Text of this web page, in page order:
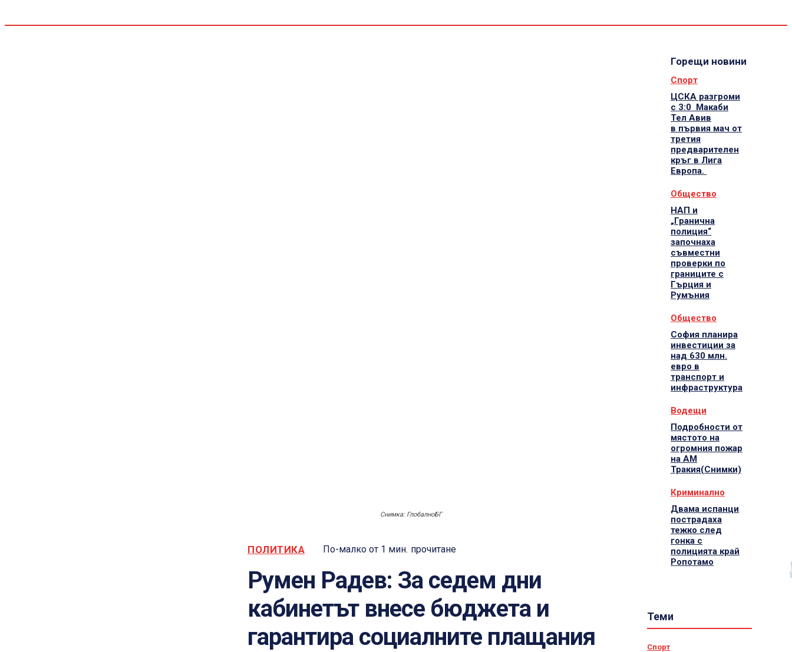
Снимка: ГлобалноБГ
ПОЛИТИКА По-малко от 1 мин. прочитане
Румен Радев: За седем дни
кабинетът внесе бюджета и
гарантира социалните плащания
Горещи новини
Спорт
ЦСКА разгроми
с 3:0 Макаби
Тел Авив
в първия мач от
третия
предварителен
кръг в Лига
Европа.
Общество
НАП и
„Гранична
полиция“
започнаха
съвместни
проверки по
границите с
Гърция и
Румъния
Общество
София планира
инвестиции за
над 630 млн.
евро в
транспорт и
инфраструктура
Водещи
Подробности от
мястото на
огромния пожар
на АМ
Тракия(Снимки)
Криминално
Двама испанци
пострадаха
тежко след
гонка с
полицията край
Ропотамо
Теми
Спорт